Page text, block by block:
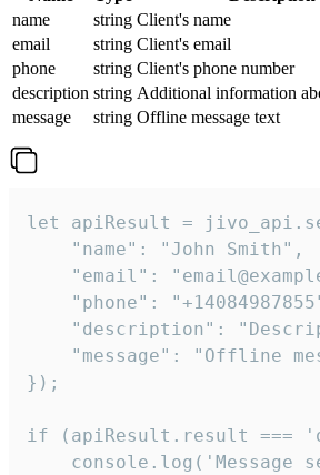
name
string Client's name
email
string Client's email
phone
string Client's phone number
description string Additional information
message
string Offline message text
let apiResult =
    "name": "John Smith",
"email":
"phone":
"description":
"message": "Offline
});
if (apiResult.result ===
console.log('Message